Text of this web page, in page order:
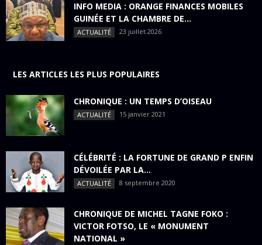
INFO MEDIA : ORANGE FINANCES MOBILES
GUINÉE ET LA CHAMBRE DE...
ACTUALITÉ 23 juillet 2026
LES ARTICLES LES PLUS POPULAIRES
CHRONIQUE : UN TEMPS D’OISEAU
ACTUALITÉ 15 janvier 2021
CÉLÉBRITÉ : LA FORTUNE DE GRAND P ENFIN
DÉVOILÉE PAR LA...
ACTUALITÉ 8 septembre 2020
CHRONIQUE DE MICHEL TAGNE FOKO :
VICTOR FOTSO, LE « MONUMENT
NATIONAL »